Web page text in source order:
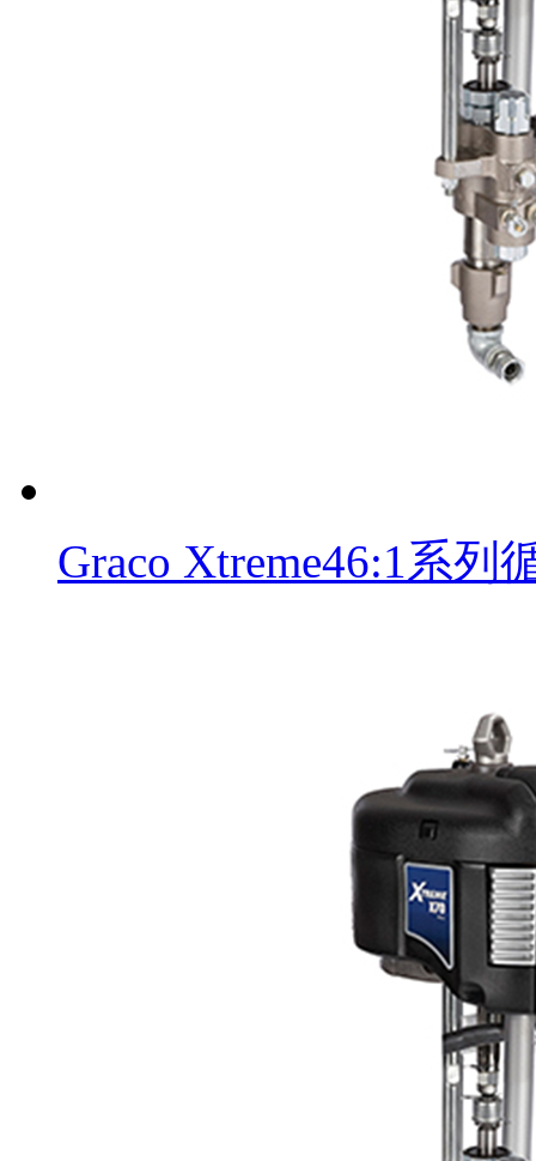
Graco Xtreme46:1系列